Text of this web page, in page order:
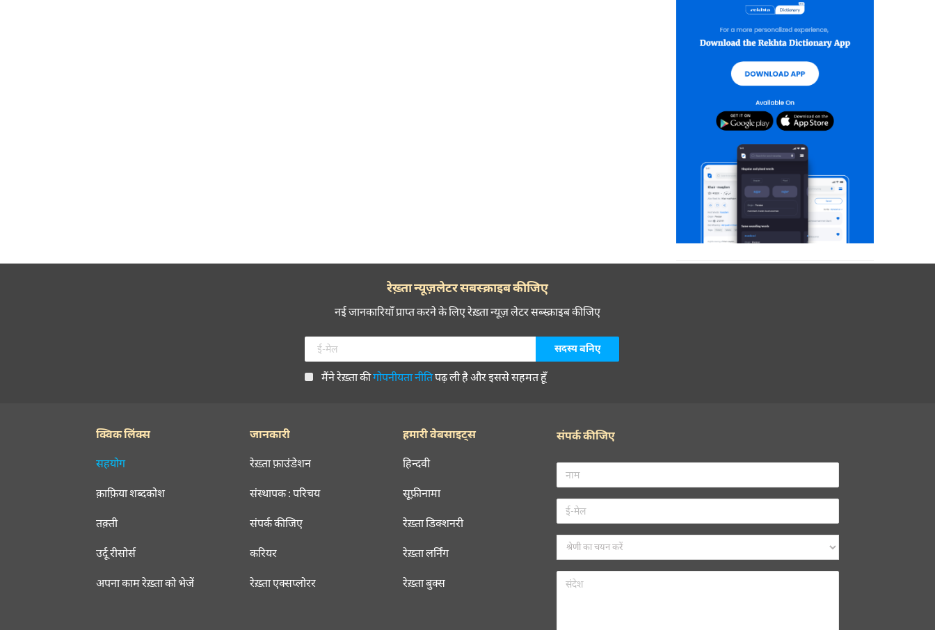
रेख़्ता न्यूज़लेटर सबस्क्राइब कीजिए
नई जानकारियाँ प्राप्त करने के लिए रेख़्ता न्यूज़ लेटर सब्स्क्राइब कीजिए
मैंने रेख़्ता कीगोपनीयता नीतिपढ़ ली है और इससे सहमत हूँ
क्विक लिंक्स
सहयोग
क़ाफ़िया शब्दकोश
तक़्ती
उर्दू रीसोर्स
अपना काम रेख़्ता को भेजें
जानकारी
रेख़्ता फ़ाउंडेशन
संस्थापक : परिचय
संपर्क कीजिए
करियर
रेख़्ता एक्सप्लोरर
हमारी वेबसाइट्स
हिन्दवी
सूफ़ीनामा
रेख़्ता डिक्शनरी
रेख़्ता लर्निंग
रेख़्ता बुक्स
संपर्क कीजिए